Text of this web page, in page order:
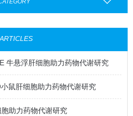
牛悬浮肝细胞助力药物代谢研究
鼠肝细胞助力药物代谢研究
助力药物代谢研究